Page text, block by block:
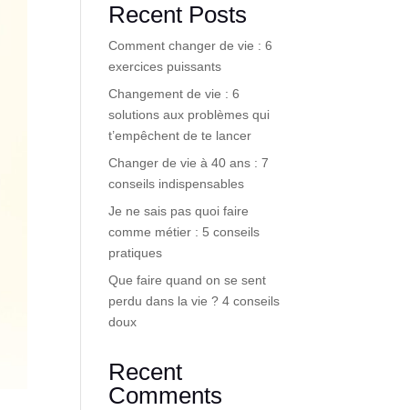
Recent Posts
Comment changer de vie : 6
exercices puissants
Changement de vie : 6
solutions aux problèmes qui
t’empêchent de te lancer
Changer de vie à 40 ans : 7
conseils indispensables
Je ne sais pas quoi faire
comme métier : 5 conseils
pratiques
Que faire quand on se sent
perdu dans la vie ? 4 conseils
doux
Recent
Comments